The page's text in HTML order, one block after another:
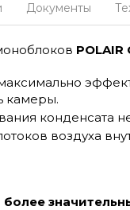
Документы
POLAIR
камеры.
конденсата
воздуха
более